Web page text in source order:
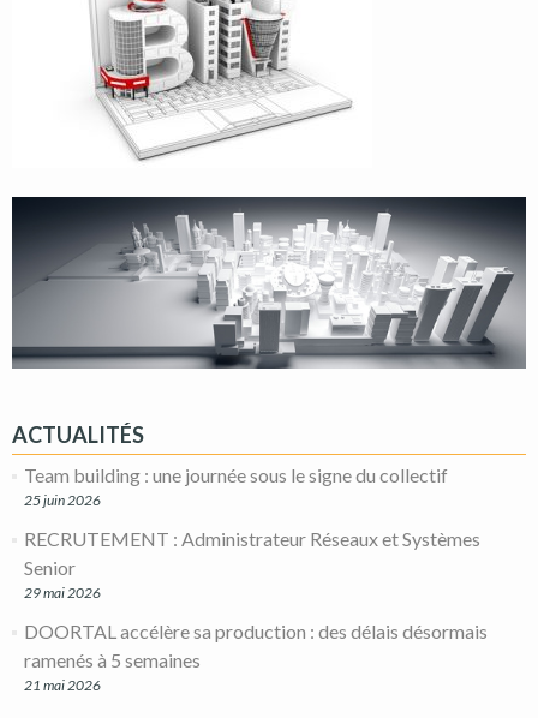
ACTUALITÉS
Team building : une journée sous le signe du collectif
25 juin 2026
RECRUTEMENT : Administrateur Réseaux et Systèmes
Senior
29 mai 2026
DOORTAL accélère sa production : des délais désormais
ramenés à 5 semaines
21 mai 2026